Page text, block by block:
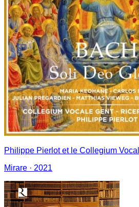
Philippe Pierlot et le Collegium
Mirare · 2021